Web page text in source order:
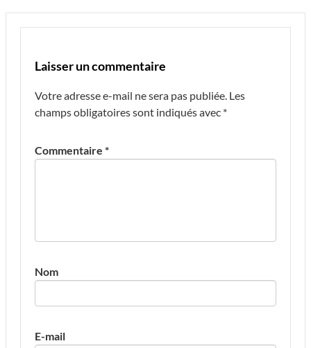
Laisser un commentaire
Votre adresse e-mail ne sera pas publiée. Les
champs obligatoires sont indiqués avec *
Commentaire *
Nom
E-mail